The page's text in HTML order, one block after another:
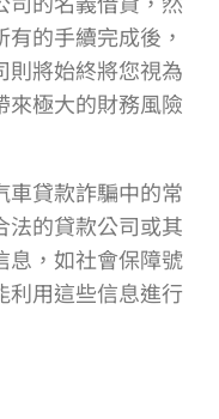
的手續完成後，
則將始終將您視為
來極大的財務風險
車貸款詐騙中的常
法的貸款公司或其
息，如社會保障號
利用這些信息進行